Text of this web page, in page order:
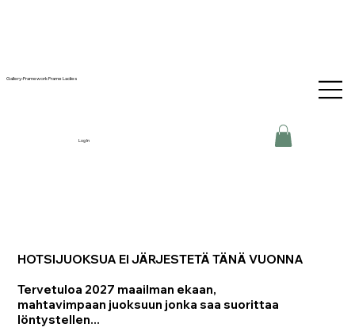
Gallery-Framework Frame Ladies
Log In
HOTSIJUOKSUA EI JÄRJESTETÄ TÄNÄ VUONNA
Tervetuloa 2027 maailman ekaan,
mahtavimpaan juoksuun jonka saa suorittaa
löntystellen...